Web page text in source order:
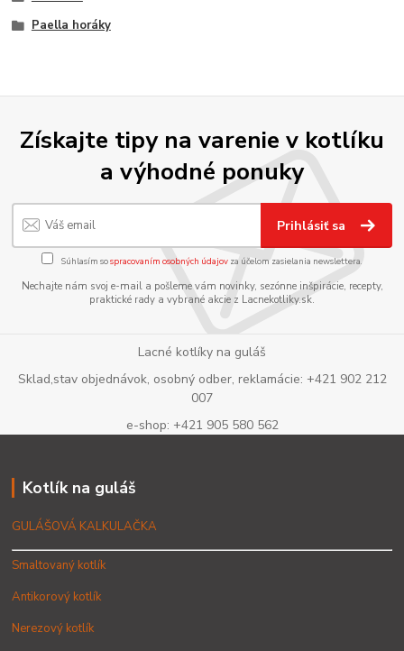
Paella horáky
Získajte tipy na varenie v kotlíku
a výhodné ponuky
Prihlásiť sa
Súhlasím sospracovaním osobných údajov za účelom zasielania newslettera.
Nechajte nám svoj e-mail a pošleme vám novinky, sezónne inšpirácie, recepty,
praktické rady a vybrané akcie z Lacnekotliky.sk.
Lacné kotlíky na guláš
Sklad,stav objednávok, osobný odber, reklamácie: +421 902 212
007
e-shop: +421 905 580 562
Kotlík na guláš
GULÁŠOVÁ KALKULAČKA
Smaltovaný kotlík
Antikorový kotlík
Nerezový kotlík